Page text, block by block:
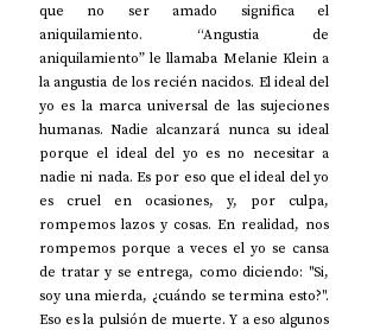
que no ser amado significa el
aniquilamiento. “Angustia de
aniquilamiento” le llamaba Melanie Klein a
la angustia de los recién nacidos. El ideal del
yo es la marca universal de las sujeciones
humanas. Nadie alcanzará nunca su ideal
porque el ideal del yo es no necesitar a
nadie ni nada. Es por eso que el ideal del yo
es cruel en ocasiones, y, por culpa,
rompemos lazos y cosas. En realidad, nos
rompemos porque a veces el yo se cansa
de tratar y se entrega, como diciendo: "Si,
soy una mierda, ¿cuándo se termina esto?".
Eso es la pulsión de muerte. Y a eso algunos